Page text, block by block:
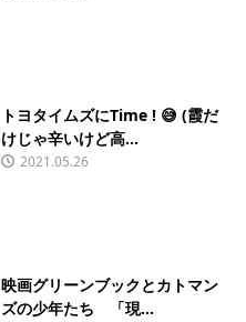
トヨタイムズにTime ! 😅 (霞だ
けじゃ辛いけど高...
2021.05.26
映画グリーンブックとカトマン
ズの少年たち 「現...